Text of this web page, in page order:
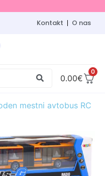
Kontakt O nas
0
0.00€
mestni avtobus RC